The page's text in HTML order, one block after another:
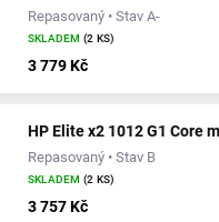
Repasovaný • Stav A-
SKLADEM (2 KS)
3 779 Kč
HP Elite x2 1012 G1 Core
Repasovaný • Stav B
SKLADEM (2 KS)
3 757 Kč